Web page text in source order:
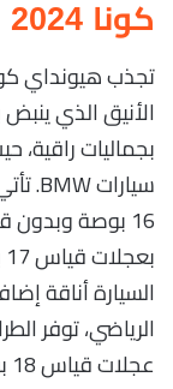
كونا 2024 من الخارج
الأنيق الذي ينبض
بجماليات
السيارة أناقة
عجلات قياس 18 بوصة وتشطيبات فاخرة.